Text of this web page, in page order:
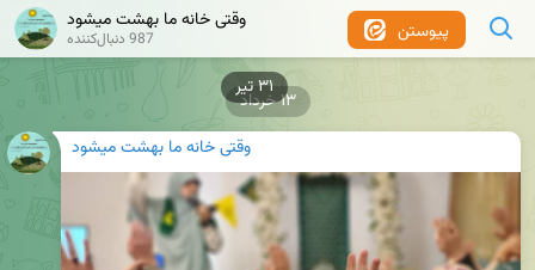
پیوستن وقتی خانه ما بهشت میشود
987 دنبال‌کننده
وقتی خانه ما بهشت میشود
۱۳ خرداد